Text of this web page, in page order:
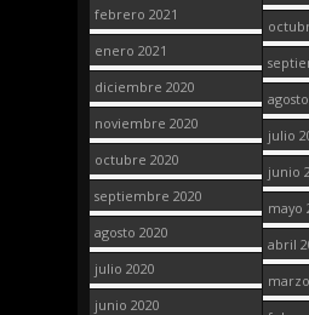
febrero 2021
enero 2021
diciembre 2020
noviembre 2020
octubre 2020
septiembre 2020
agosto 2020
julio 2020
junio 2020
julio
junio
mayo
abril